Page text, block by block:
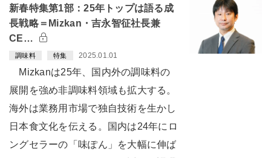
新春特集第1部：25年トップは語る成
長戦略＝Mizkan・吉永智征社長兼
CE…
調味料 特集 2025.01.01
Mizkanは25年、国内外の調味料の
展開を強め非調味料領域も拡大する。
海外は業務用市場で独自技術を生かし
日本食文化を伝える。国内は24年にロ
ングセラーの「味ぽん」を大幅に伸ば